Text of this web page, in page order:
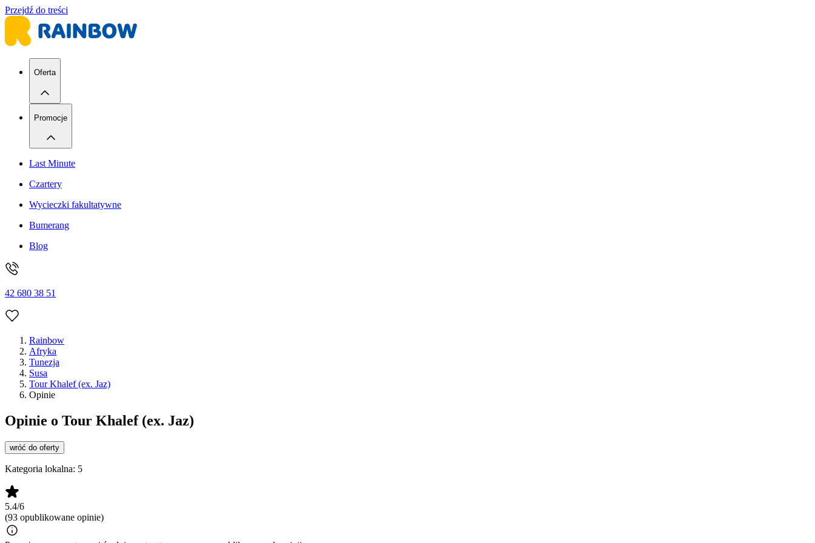
Przejdź do treści
Oferta
Promocje
Last Minute
Czartery
Wycieczki fakultatywne
Bumerang
Blog
42 680 38 51
Rainbow
Afryka
Tunezja
Susa
Tour Khalef (ex. Jaz)
Opinie
Opinie o Tour Khalef (ex. Jaz)
wróć do oferty
Kategoria lokalna: 5
5.4/6
(93 opublikowane opinie)